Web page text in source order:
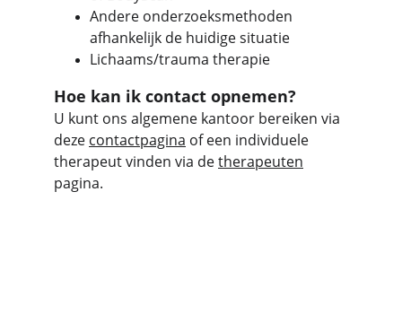
Hoe kan ik contact opnemen?
U kunt ons algemene kantoor bereiken via
deze contactpagina of een individuele
therapeut vinden via de therapeuten
pagina.
Andere onderzoeksmethoden
afhankelijk de huidige situatie
Lichaams/trauma therapie